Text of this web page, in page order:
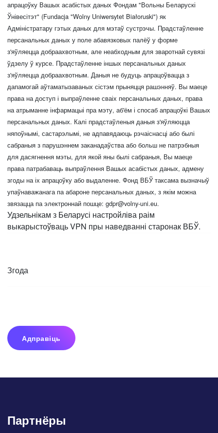
апрацоўку Вашых асабістых даных Фондам "Вольны Беларускі
Ўнівесітэт" (Fundacja "Wolny Uniwersytet Białoruski") як
Адміністратару гэтых даных для мэтаў сустрэчы. Прадстаўленне
персанальных даных у поле абавязковых палёў у форме
з'яўляецца добраахвотным, але неабходным для зваротнай сувязі
ўдзелу ў курсе. Прадстаўленне іншых персанальных даных
з'яўляецца добраахвотным. Даныя не будуць апрацоўвацца з
дапамогай аўтаматызаваных сістэм прыняцця рашэнняў. Вы маеце
права на доступ і выпраўленне сваіх персанальных даных, права
на атрыманне інфармацыі пра мэту, аб'ём і спосаб апрацоўкі Вашых
персанальных даных. Калі прадстаўленыя даныя з'яўляюцца
няпоўнымі, састарэлымі, не адпавядаюць рэчаіснасці або былі
сабраныя з парушэннем заканадаўства або больш не патрэбныя
для дасягнення мэты, для якой яны былі сабраныя, Вы маеце
права патрабаваць выпраўлення Вашых асабістых даных, адмену
згоды на іх апрацоўку або выдаленне. Фонд ВБЎ таксама вызначыў
упаўнаважанага па абароне персанальных даных, з якім можна
звязацца па электроннай пошце: gdpr@volny-uni.eu.
Удзельнікам з Беларусі настройліва раім
выкарыстоўваць VPN пры наведванні старонак ВБЎ.
Згода
Адправіць
Партнёры